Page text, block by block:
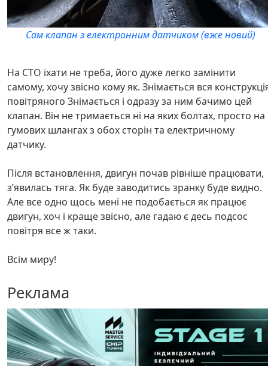
Сам клапан з електронним датчиком (вже новий)
На СТО їхати не треба, його дуже легко замінити
самому, хочу звісно кому як. Знімається вся
повітряного Знімається і одразу за ним бачимо цей
клапан. Він не тримається ні на яких болтах, просто на
гумових шлангах з обох сторін та електричному
датчику.
Після встановлення, двигун почав рівніше працювати,
зʼявилась тяга. Як буде заводитись зранку буде видно.
Але все одно щось мені не подобається як працює
двигун, хоч і краще звісно, але гадаю є десь подсос
повітря все ж таки.
Всім миру!
Реклама